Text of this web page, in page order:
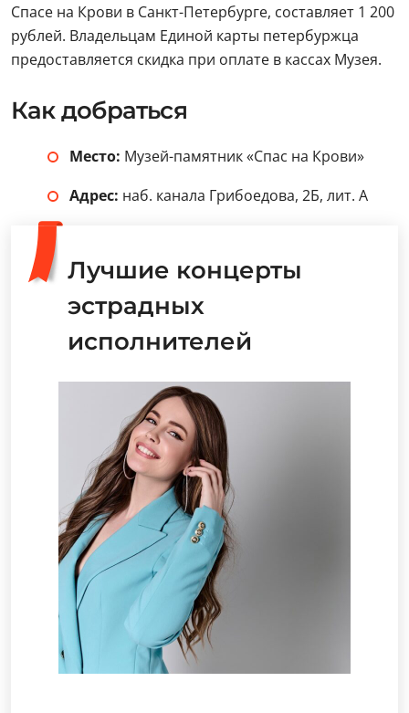
Спасе на Крови в Санкт-Петербурге, составляет 1 200
рублей. Владельцам Единой карты петербуржца
предоставляется скидка при оплате в кассах Музея.
Как добраться
Место: Музей-памятник «Спас на Крови»
Адрес: наб. канала Грибоедова, 2Б, лит. А
Лучшие концерты
эстрадных
исполнителей